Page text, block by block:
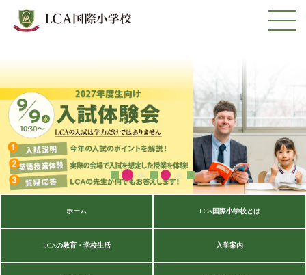
ホーム LCA国際小学校とは
LCAの教育・学校生活 入学案内